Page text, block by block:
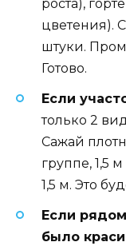
роста),
цветения).
штуки.
Готово.
Если
только 2
Сажай
группе, 1,5
1,5 м. Это
Если
было